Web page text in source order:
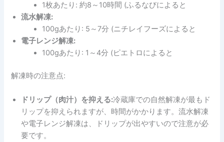
1枚あたり: 約8～10時間 (ふるなびによると
流水解凍:
100gあたり: 5～7分 (ニチレイフーズによると
電子レンジ解凍:
100gあたり: 1～4分 (ピエトロによると
解凍時の注意点:
ドリップ（肉汁）を抑える:冷蔵庫での自然解凍が最もド
リップを抑えられますが、時間がかかります。流水解凍
や電子レンジ解凍は、ドリップが出やすいので注意が必
要です。